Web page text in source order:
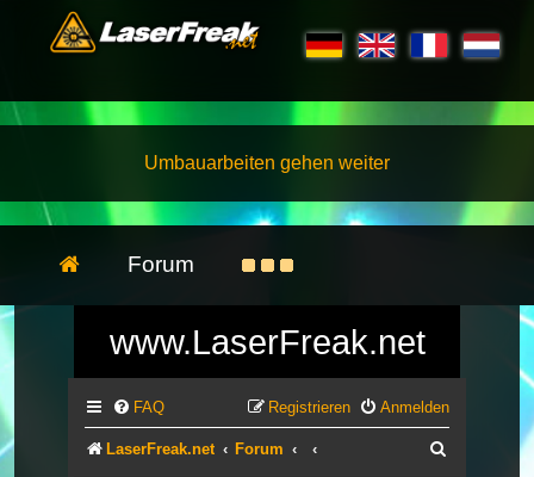
Umbauarbeiten gehen weiter
Forum
www.LaserFreak.net
FAQ Anmelden
Registrieren
LaserFreak.net Forum